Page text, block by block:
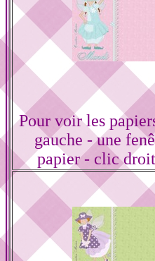
Pour voir les
gauche - une
papier - clic